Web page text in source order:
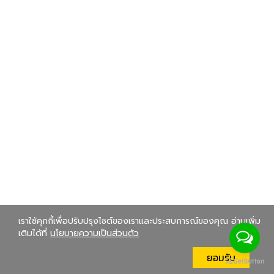
เราใช้คุกกี้เพื่อปรับปรุงไซต์ของเราและประสบการณ์ของคุณ อ่านเพิ่ม
เติมได้ที่ นโยบายความเป็นส่วนตัว
ยอมรับ